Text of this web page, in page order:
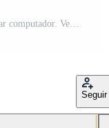
folha computador logotipo ilustração. reciclar computador. Vetor Pro e SVG Pro
Seguir